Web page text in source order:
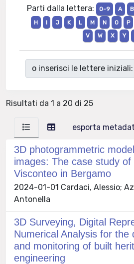
Parti dalla lettera: 0-9 A B
H
I J K L M N O P
V
W X Y
o inserisci le lettere iniziali:
Risultati da 1 a 20 di 25
esporta
3D photogrammetric
images: The case study
Visconteo in Bergamo
2024-01-01 Cardaci, Alessio;
Antonella
3D Surveying, Digital
Numerical Analysis for the
and monitoring of built
engineering